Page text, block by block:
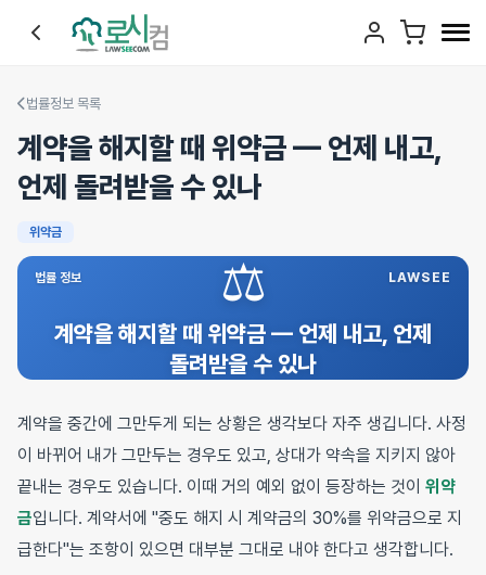
법률정보 목록
계약을 해지할 때 위약금 — 언제 내고,
언제 돌려받을 수 있나
위약금
법률 정보 ⚖️
계약을 해지할 때 위약금 — 언제 내고, 언제
돌려받을 수 있나
LAWSEE
계약을 중간에 그만두게 되는 상황은 생각보다 자주 생깁니다. 사정
이 바뀌어 내가 그만두는 경우도 있고, 상대가 약속을 지키지 않아
끝내는 경우도 있습니다. 이때 거의 예외 없이 등장하는 것이 위약
금입니다. 계약서에 "중도 해지 시 계약금의 30%를 위약금으로 지
급한다"는 조항이 있으면 대부분 그대로 내야 한다고 생각합니다.